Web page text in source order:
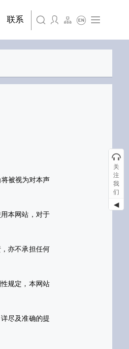
联系
English
被视为对本声
本网站，对于
亦不承担任何
规定，本网站
尽及准确的提
关
注
我
们
◀